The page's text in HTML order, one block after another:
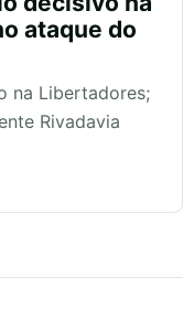
ataque do
na Libertadores;
Rivadavia